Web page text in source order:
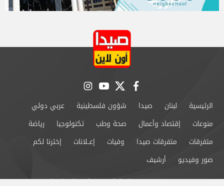
facebook
twitter
youtube
instagram
الرئيسية لبنان صيدا شؤون فلسطينية
عربي دولي
منوعات
إقتصاد وأعمال صحة وطب تكنولوجيا
رياضة
متفرقات
متفرقات صيدا وفيات إعــلانات
إخترنا لكم
صور وفيديو
أرشيف
من نحن
سياسة الخصوصية اتصل بنا